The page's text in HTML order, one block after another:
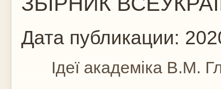
Дата публикации:
Ідеї академіка В.М.